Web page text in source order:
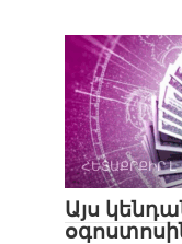
ՀԵՏԱՔՐՔԻՐ Է
Այս